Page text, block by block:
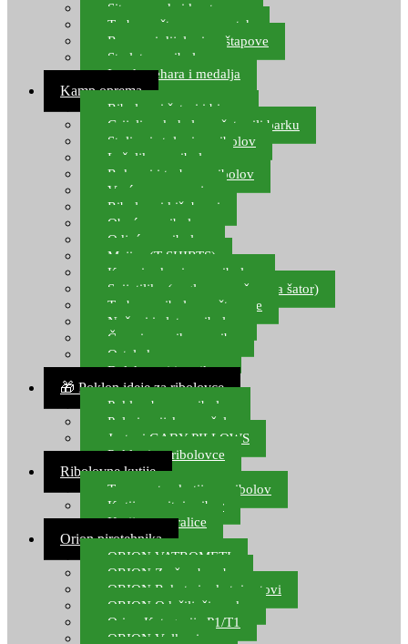
Sito, posude i kante
Torbe za štapove – match
Rezervni dijelovi za štapove
Starlete za ribolov
Izrada pehara i medalja
Kamp oprema
Ribolovni šatori i bivvy
Grijalice, kuhala za šator ili barku
Stolice i stolovi za ribolov
Ležaljke za ribolov
Ruksaci i torbe za ribolov
Vreće za spavanje
Ribolovni kišobrani
Obuća za ribolov
Odjeća za ribolov
Majice (T-SHIRTS)
Kape i rukavice za ribolov
Svijetiljke (naglavne, ručne, za šator)
Torbe za ribolovne štapove
Noževi i alat za ribolov
Čamci za prihranu ribe
Ostala kamp oprema
Dalekozori i optika
🎁 Poklon ideje za ribolovce
Poklon bon za ribolov
Polarizacijske naočale
Jastuci GABY PILLOWS
Pokloni za ribolovce
Ribolovne kutije
Transportne kutije za ribolov
Kutije za sitni pribor
Kutije za varalice
Orion pirotehnika
ORION VATROMETI
ORION Zračne bombe
ORION Rakete i raketni setovi
ORION Odašiljači zvuka
Orion Kategorija P1/T1
ORION Vulkani